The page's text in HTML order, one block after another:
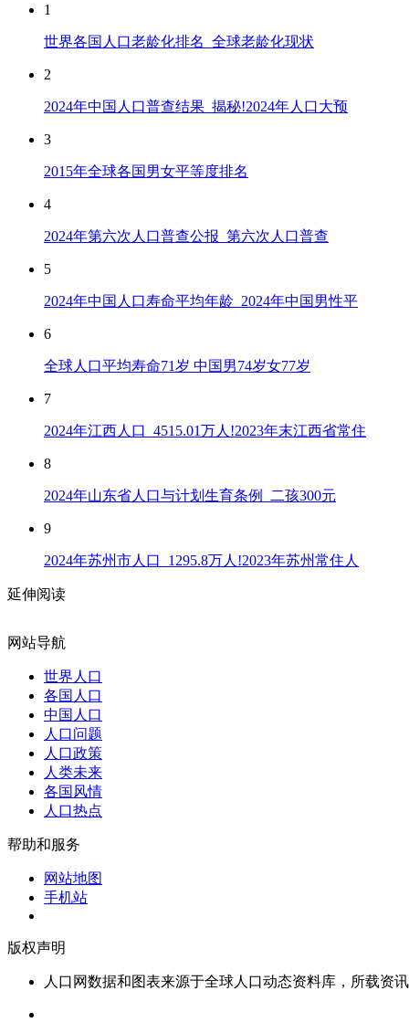
1
世界各国人口老龄化排名_全球老龄化现状
2
2024年中国人口普查结果_揭秘!2024年人口大预
3
2015年全球各国男女平等度排名
4
2024年第六次人口普查公报_第六次人口普查
5
2024年中国人口寿命平均年龄_2024年中国男性平
6
全球人口平均寿命71岁 中国男74岁女77岁
7
2024年江西人口_4515.01万人!2023年末江西省常住
8
2024年山东省人口与计划生育条例_二孩300元
9
2024年苏州市人口_1295.8万人!2023年苏州常住人
延伸阅读
网站导航
世界人口
各国人口
中国人口
人口问题
人口政策
人类未来
各国风情
人口热点
帮助和服务
网站地图
手机站
版权声明
人口网数据和图表来源于全球人口动态资料库，所载资